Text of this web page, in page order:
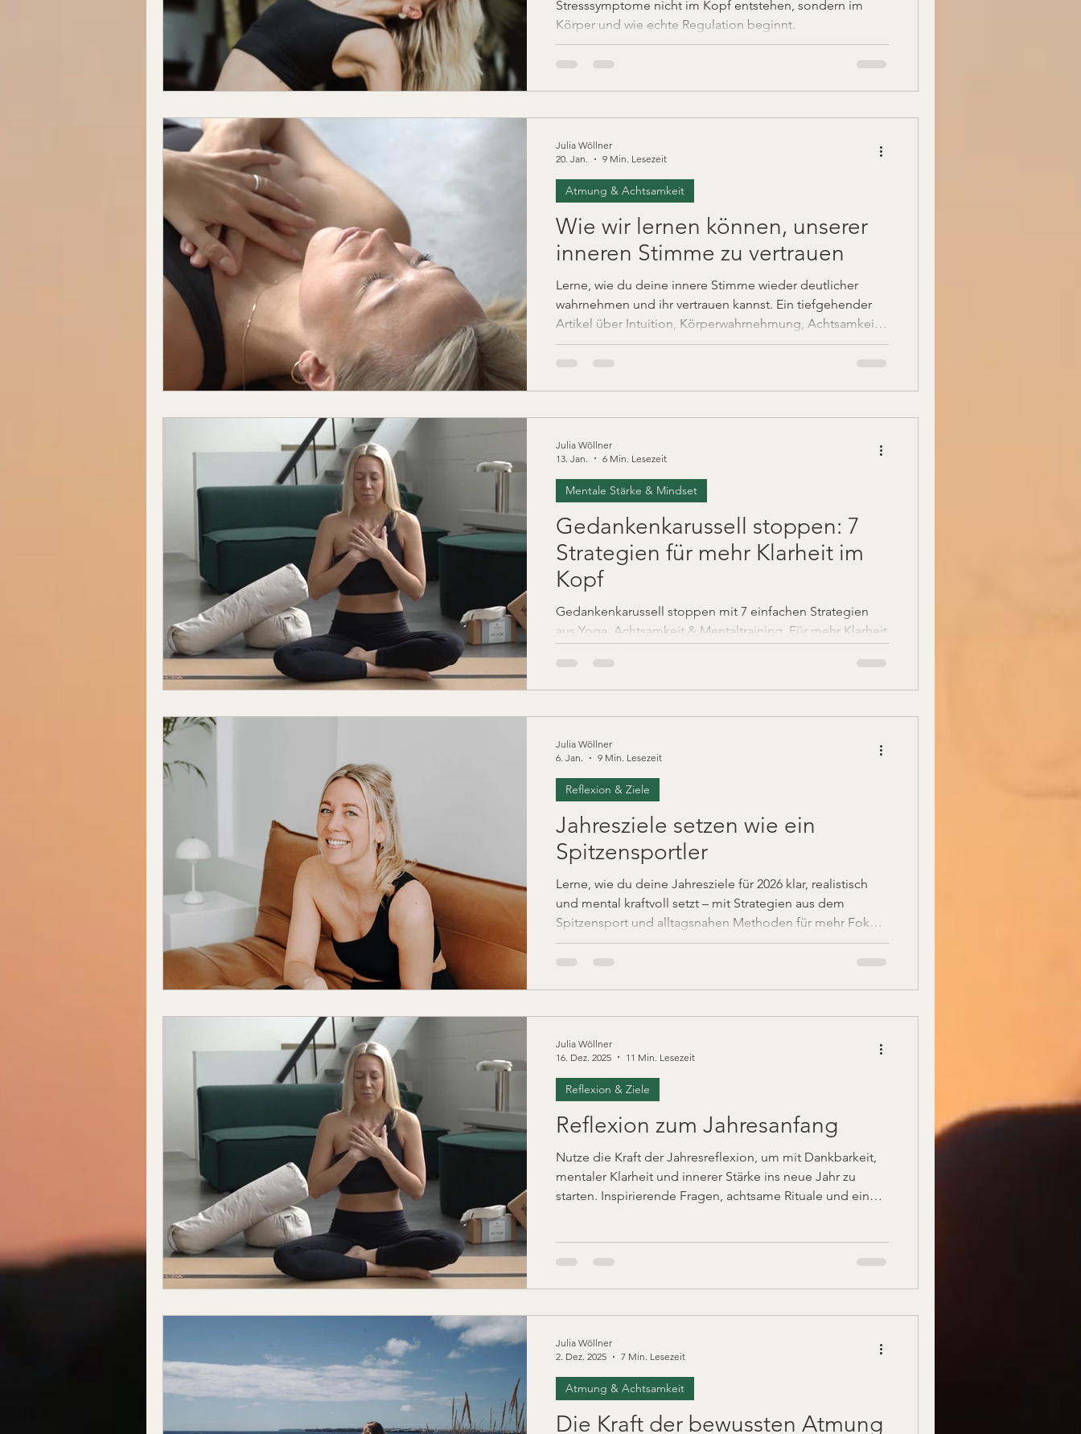
Stresssymptome nicht im Kopf entstehen, sondern im
Körper und wie echte Regulation beginnt.
Wie wir lernen können, unserer
inneren Stimme zu vertrauen
Lerne, wie du deine innere Stimme wieder deutlicher
wahrnehmen und ihr vertrauen kannst. Ein tiefgehender
Artikel über Intuition, Körperwahrnehmung, Achtsamkeit
und mentale Stärke – inspiriert durch Erfahrungswissen
aus dem Spitzensport.
Atmung & Achtsamkeit
Julia Wöllner
20. Jan.
9 Min. Lesezeit
Gedankenkarussell stoppen: 7
Strategien für mehr Klarheit im
Kopf
Gedankenkarussell stoppen mit 7 einfachen Strategien
aus Yoga, Achtsamkeit & Mentaltraining. Für mehr Klarheit
Mentale Stärke & Mindset
Julia Wöllner
13. Jan.
6 Min. Lesezeit
Jahresziele setzen wie ein
Spitzensportler
Lerne, wie du deine Jahresziele für 2026 klar, realistisch
und mental kraftvoll setzt – mit Strategien aus dem
Spitzensport und alltagsnahen Methoden für mehr Fokus,
Klarheit und innere Stärke.
Reflexion & Ziele
Julia Wöllner
6. Jan.
9 Min. Lesezeit
Reflexion zum Jahresanfang
Nutze die Kraft der Jahresreflexion, um mit Dankbarkeit,
mentaler Klarheit und innerer Stärke ins neue Jahr zu
starten. Inspirierende Fragen, achtsame Rituale und eine
Reflexion & Ziele
Julia Wöllner
16. Dez. 2025
11 Min. Lesezeit
Die Kraft der bewussten Atmung
Atmung & Achtsamkeit
Julia Wöllner
2. Dez. 2025
7 Min. Lesezeit